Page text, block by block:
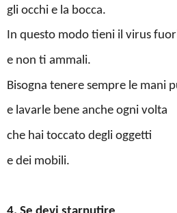
gli occhi e la bocca.
In questo modo tieni il virus
e non ti ammali.
Bisogna tenere sempre le mani
e lavarle bene anche ogni volta
che hai toccato degli oggetti
e dei mobili.